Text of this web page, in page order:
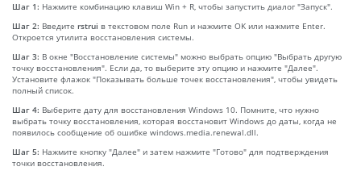
Шаг 1: Нажмите комбинацию клавиш Win + R, чтобы запустить диалог "Запуск".
Шаг 2: Введите rstrui в текстовом поле Run и нажмите OK или нажмите Enter.
Откроется утилита восстановления системы.
Шаг 3: В окне "Восстановление системы" можно выбрать опцию "Выбрать другую
точку восстановления". Если да, то выберите эту опцию и нажмите "Далее".
Установите флажок "Показывать больше точек восстановления", чтобы увидеть
полный список.
Шаг 4: Выберите дату для восстановления Windows 10. Помните, что нужно
выбрать точку восстановления, которая восстановит Windows до даты, когда не
появилось сообщение об ошибке windows.media.renewal.dll.
Шаг 5: Нажмите кнопку "Далее" и затем нажмите "Готово" для подтверждения
точки восстановления.